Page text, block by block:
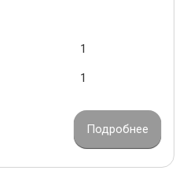
1
1
Подробнее